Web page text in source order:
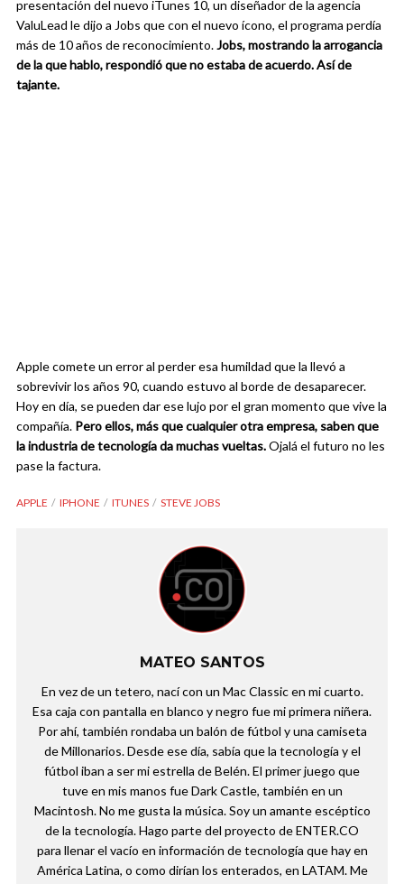
presentación del nuevo iTunes 10, un diseñador de la agencia
ValuLead le dijo a Jobs que con el nuevo ícono, el programa perdía
más de 10 años de reconocimiento.Jobs, mostrando la arrogancia
de la que hablo, respondió que no estaba de acuerdo. Así de
tajante.
Apple comete un error al perder esa humildad que la llevó a
sobrevivir los años 90, cuando estuvo al borde de desaparecer.
Hoy en día, se pueden dar ese lujo por el gran momento que vive la
compañía. Pero ellos, más que cualquier otra empresa, saben que
la industria de tecnología da muchas vueltas.Ojalá el futuro no les
pase la factura.
APPLE IPHONE ITUNES STEVE JOBS
MATEO SANTOS
En vez de un tetero, nací con un Mac Classic en mi cuarto.
Esa caja con pantalla en blanco y negro fue mi primera niñera.
Por ahí, también rondaba un balón de fútbol y una camiseta
de Millonarios. Desde ese día, sabía que la tecnología y el
fútbol iban a ser mi estrella de Belén. El primer juego que
tuve en mis manos fue Dark Castle, también en un
Macintosh. No me gusta la música. Soy un amante escéptico
de la tecnología. Hago parte del proyecto de ENTER.CO
para llenar el vacío en información de tecnología que hay en
América Latina, o como dirían los enterados, en LATAM. Me